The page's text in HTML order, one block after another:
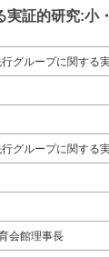
証的研究:小
グループに関する
グループに関する
会館理事長